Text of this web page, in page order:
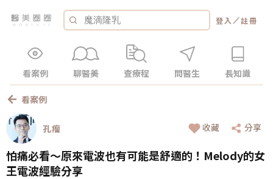
登入 ／註冊
看案例 聊醫美 查療程 問醫生 長知識
看案例
孔瘤 收藏 分享
怕痛必看～原來電波也有可能是舒適的！Melody的女
王電波經驗分享